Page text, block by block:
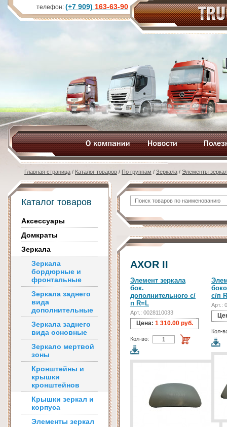
Главная страница / Каталог товаров / По группам / Зеркала / Элементы зеркал
Каталог товаров
Аксессуары
Домкраты
Зеркала
Зеркала
бордюрные и
фронтальные
Зеркала заднего
вида
дополнительные
Зеркала заднего
вида основные
Зеркало мертвой
зоны
Кронштейны и
крышки
кронштейнов
Крышки зеркал и
корпуса
Элементы зеркал
AXOR II
Элемент зеркала
бок.
дополнительного с/
п R=L
Арт.: 0028110033
Цена: 1 310.00 руб.
Кол-во:
с/п
Арт.:
Кол-
телефон: (+7 909) 163-63-90